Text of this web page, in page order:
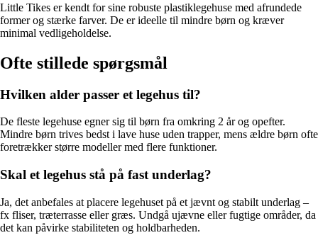
Little Tikes er kendt for sine robuste plastiklegehuse med afrundede
former og stærke farver. De er ideelle til mindre børn og kræver
minimal vedligeholdelse.
Ofte stillede spørgsmål
Hvilken alder passer et legehus til?
De fleste legehuse egner sig til børn fra omkring 2 år og opefter.
Mindre børn trives bedst i lave huse uden trapper, mens ældre børn ofte
foretrækker større modeller med flere funktioner.
Skal et legehus stå på fast underlag?
Ja, det anbefales at placere legehuset på et jævnt og stabilt underlag –
fx fliser, træterrasse eller græs. Undgå ujævne eller fugtige områder, da
det kan påvirke stabiliteten og holdbarheden.